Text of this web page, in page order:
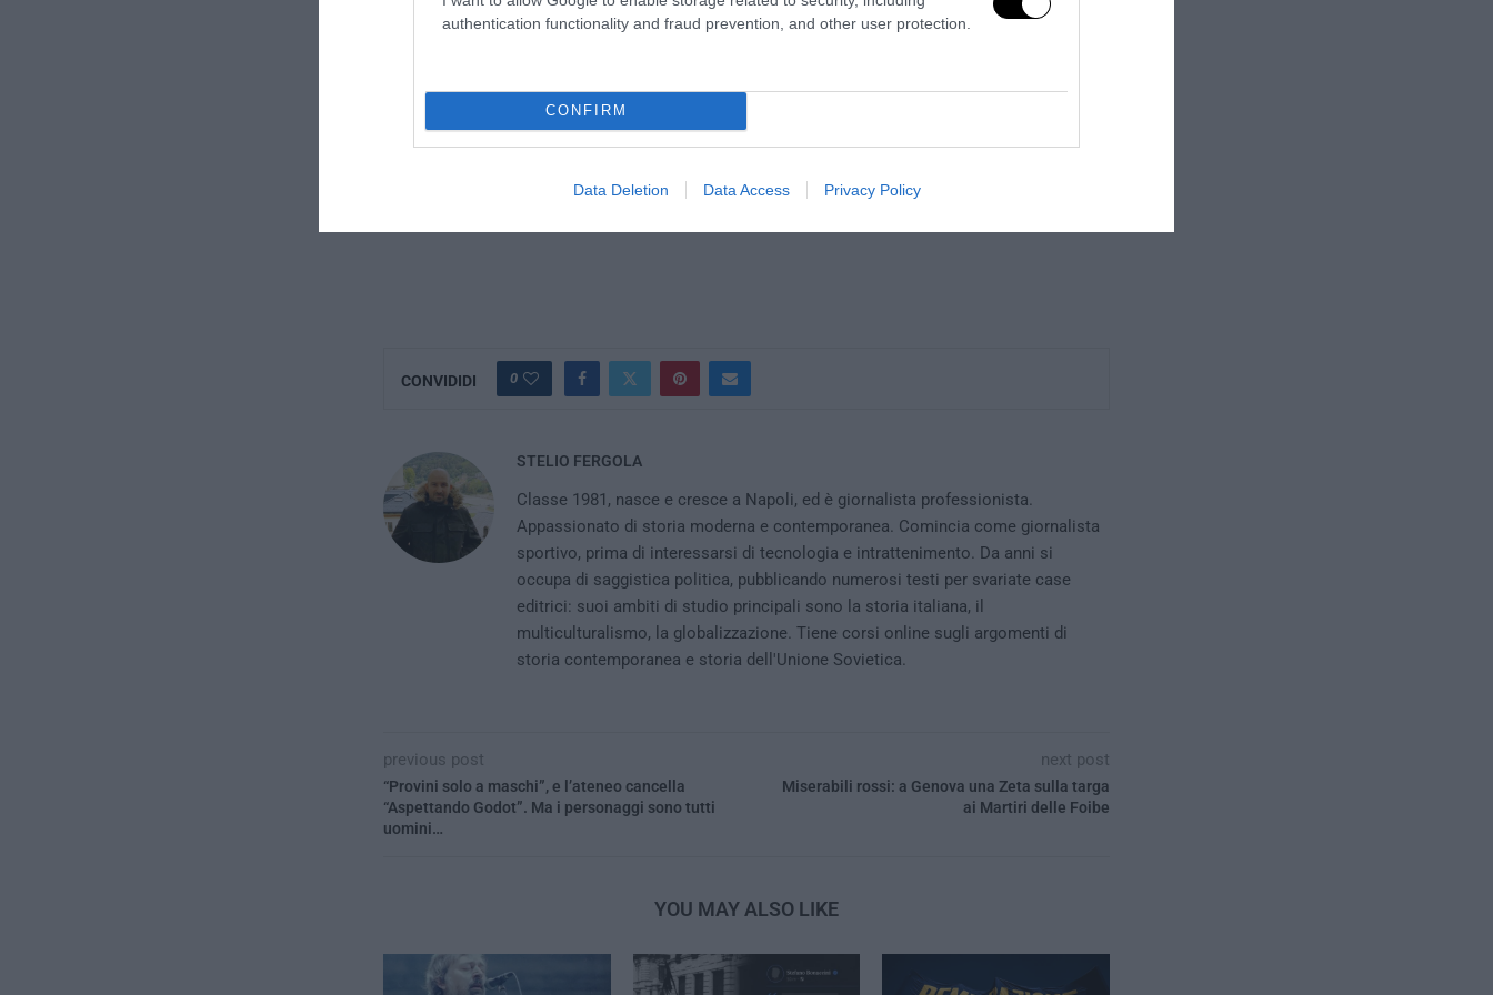
authentication functionality and fraud prevention, and other user protection.
CONFIRM
Data Deletion Data Access Privacy Policy
CONVIDIDI 0
STELIO FERGOLA
Classe 1981, nasce e cresce a Napoli, ed è giornalista professionista.
Appassionato di storia moderna e contemporanea. Comincia come giornalista
sportivo, prima di interessarsi di tecnologia e intrattenimento. Da anni si
occupa di saggistica politica, pubblicando numerosi testi per svariate case
editrici: suoi ambiti di studio principali sono la storia italiana, il
multiculturalismo, la globalizzazione. Tiene corsi online sugli argomenti di
storia contemporanea e storia dell'Unione Sovietica.
previous post
“Provini solo a maschi”, e l’ateneo cancella
“Aspettando Godot”. Ma i personaggi sono tutti
uomini…
next post
Miserabili rossi: a Genova una Zeta sulla targa
ai Martiri delle Foibe
YOU MAY ALSO LIKE